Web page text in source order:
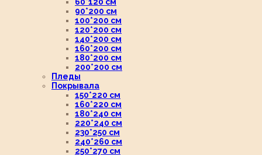
90*200 см
100*200 см
120*200 см
140*200 см
160*200 см
180*200 см
200*200 см
Пледы
Покрывала
150*220 см
160*220 см
180*240 см
220*240 см
230*250 см
240*260 см
250*270 см